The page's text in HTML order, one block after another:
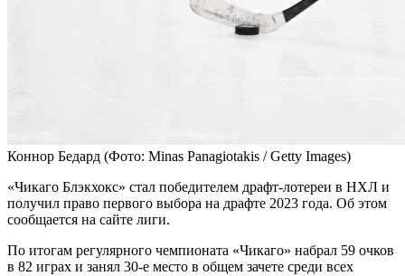
Коннор Бедард (Фото: Minas Panagiotakis / Getty Images)
«Чикаго Блэкхокс» стал победителем драфт-лотереи в НХЛ и
получил право первого выбора на драфте 2023 года. Об этом
сообщается на сайте лиги.
По итогам регулярного чемпионата «Чикаго» набрал 59 очков
в 82 играх и занял 30-е место в общем зачете среди всех